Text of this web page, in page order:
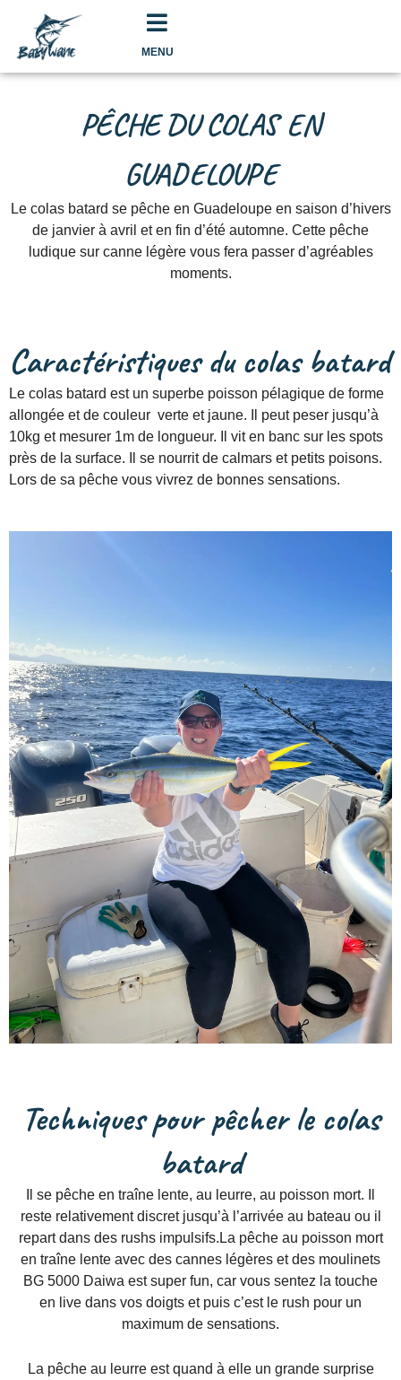
contenu
MENU
PÊCHE DU COLAS EN
GUADELOUPE
Le colas batard se pêche en Guadeloupe en saison d’hivers
de janvier à avril et en fin d’été automne. Cette pêche
ludique sur canne légère vous fera passer d’agréables
moments.
Caractéristiques du colas batard
Le colas batard est un superbe poisson pélagique de forme
allongée et de couleur verte et jaune. Il peut peser jusqu’à
10kg et mesurer 1m de longueur. Il vit en banc sur les spots
près de la surface. Il se nourrit de calmars et petits poisons.
Lors de sa pêche vous vivrez de bonnes sensations.
Techniques pour pêcher le colas
batard
Il se pêche en traîne lente, au leurre, au poisson mort. Il
reste relativement discret jusqu’à l’arrivée au bateau ou il
repart dans des rushs impulsifs.La pêche au poisson mort
en traîne lente avec des cannes légères et des moulinets
BG 5000 Daiwa est super fun, car vous sentez la touche
en live dans vos doigts et puis c’est le rush pour un
maximum de sensations.
La pêche au leurre est quand à elle un grande surprise